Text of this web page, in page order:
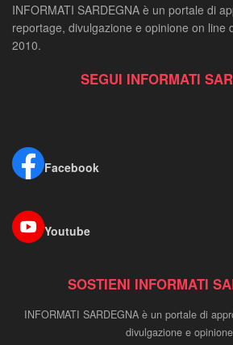
INFORMATI SARDEGNA è un portale di
reportage, divulgazione e opinione on line
2010.
SEGUI INFORMATI
Facebook
Youtube
SOSTIENI INFORMATI
INFORMATI SARDEGNA è un portale di
divulgazione e